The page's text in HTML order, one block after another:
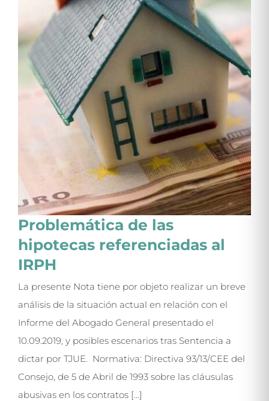
Problemática de las
hipotecas referenciadas al
IRPH
La presente Nota tiene por objeto realizar un breve
análisis de la situación actual en relación con el
Informe del Abogado General presentado el
10.09.2019, y posibles escenarios tras Sentencia a
dictar por TJUE. Normativa: Directiva 93/13/CEE del
Consejo, de 5 de Abril de 1993 sobre las cláusulas
abusivas en los contratos [...]